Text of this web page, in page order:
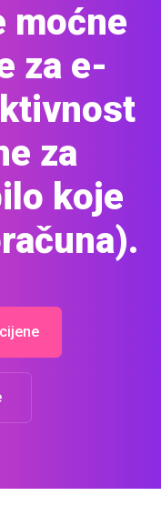
moćne
za e-
za
koje